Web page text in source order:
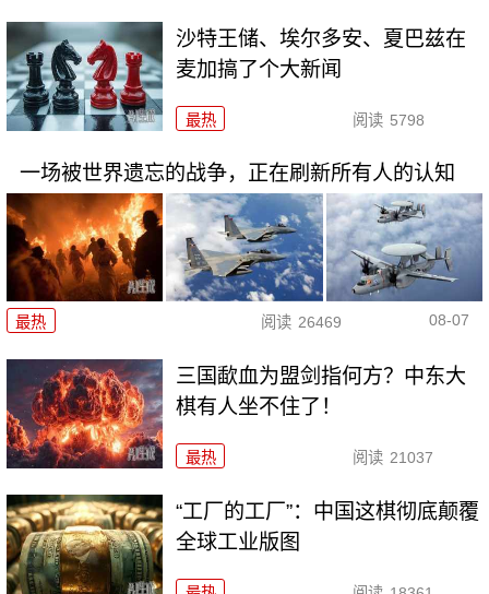
沙特王储、埃尔多安、夏巴兹在
麦加搞了个大新闻
最热 阅读 5798
一场被世界遗忘的战争，正在刷新所有人的认知
最热 阅读 26469 08-07
三国歃血为盟剑指何方？中东大
棋有人坐不住了！
最热 阅读 21037
“工厂的工厂”：中国这棋彻底颠覆
全球工业版图